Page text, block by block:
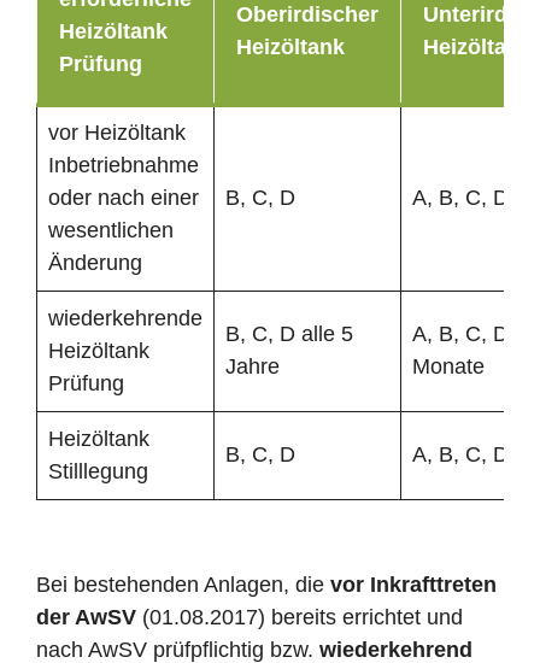
Heizöltank
Prüfung
Oberirdischer
Heizöltank
Heizöltank
vor Heizöltank
Inbetriebnahme
oder nach einer
wesentlichen
Änderung
B, C, D A, B, C, D
wiederkehrende
Heizöltank
Prüfung
B, C, D alle 5
Jahre
A, B, C, D
Monate
Heizöltank
Stilllegung
B, C, D A, B, C, D
Bei bestehenden Anlagen, die vor Inkrafttreten
der AwSV (01.08.2017) bereits errichtet und
nach AwSV prüfpflichtig bzw. wiederkehrend